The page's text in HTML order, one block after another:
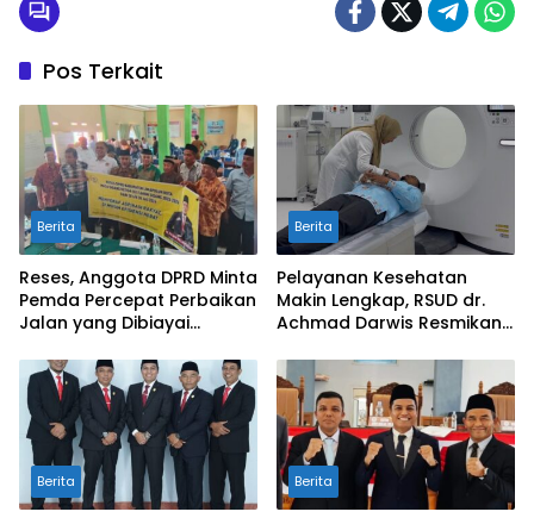
Pos Terkait
Berita
Reses, Anggota DPRD Minta
Pemda Percepat Perbaikan
Jalan yang Dibiayai
Berita
Pelayanan Kesehatan
Makin Lengkap, RSUD dr.
Achmad Darwis Resmikan
Berita Berita